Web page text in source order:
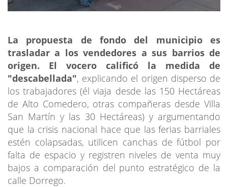
La propuesta de fondo del municipio es
trasladar a los vendedores a sus barrios de
origen. El vocero calificó la medida de
"descabellada", explicando el origen disperso de
los trabajadores (él viaja desde las 150 Hectáreas
de Alto Comedero, otras compañeras desde Villa
San Martín y las 30 Hectáreas) y argumentando
que la crisis nacional hace que las ferias barriales
estén colapsadas, utilicen canchas de fútbol por
falta de espacio y registren niveles de venta muy
bajos a comparación del punto estratégico de la
calle Dorrego.